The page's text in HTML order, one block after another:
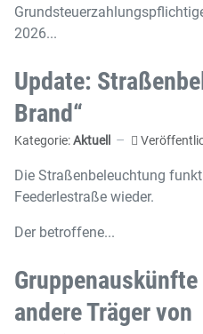
2026...
Update:
Brand“
Kategorie:Aktuell
Die Straßenbeleuchtung
Feederlestraße wieder.
Der betroffene...
andere Träger von